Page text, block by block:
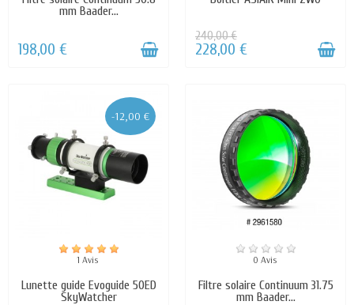
mm Baader...
198,00 €
240,00 €
228,00 €
-12,00 €
1 Avis
Lunette guide Evoguide 50ED
SkyWatcher
0 Avis
Filtre solaire Continuum 31.75
mm Baader...